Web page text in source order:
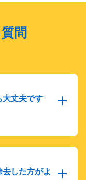
問
大丈夫です
した方がよ